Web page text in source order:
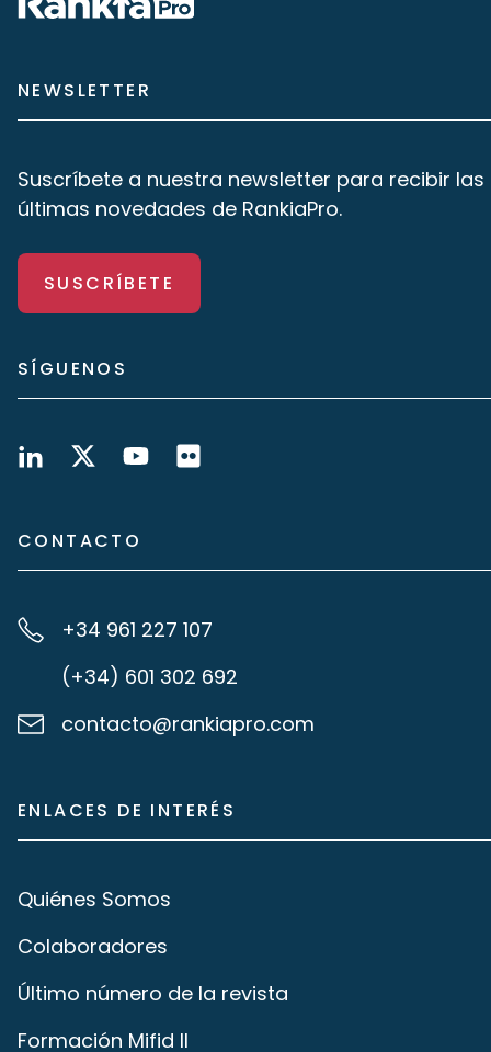
NEWSLETTER
Suscríbete a nuestra newsletter para recibir las
últimas novedades de RankiaPro.
SUSCRÍBETE
SÍGUENOS
CONTACTO
+34 961 227 107
(+34) 601 302 692
contacto@rankiapro.com
ENLACES DE INTERÉS
Quiénes Somos
Colaboradores
Último número de la revista
Formación Mifid II